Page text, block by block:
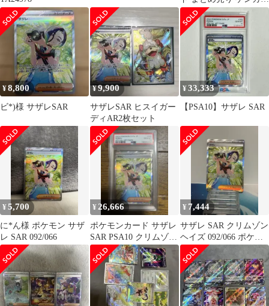
など
¥8,800
ビ*)様 サザレSAR
¥9,900
サザレSAR ヒスイガー
ディAR2枚セット
¥33,333
【PSA10】サザレ SAR
¥5,700
に*ん様 ポケモン サザ
レ SAR 092/066
¥ 26,666
ポケモンカード サザレ
SAR PSA10 クリムゾン
ヘイズ
¥ 7,444
サザレ SAR クリムゾン
ヘイズ 092/066 ポケモ
ンカード